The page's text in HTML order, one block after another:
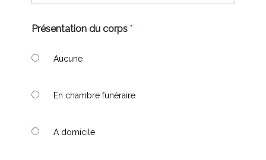
Présentation du corps *
Aucune
En chambre funéraire
A domicile